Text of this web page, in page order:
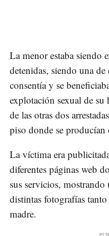
La menor estaba siendo
detenidas, siendo una
consentía y se
explotación sexual de
de las otras dos
piso donde se producían
La víctima era
diferentes páginas web
sus servicios,
distintas fotografías
madre.